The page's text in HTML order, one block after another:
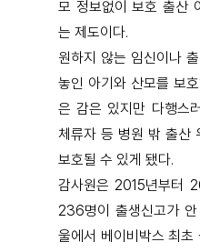
모 정보없이 보호 출산
는 제도이다.
원하지 않는 임신이나
놓인 아기와 산모를 보
은 감은 있지만 다행스
체류자 등 병원 밖 출산
보호될 수 있게 됐다.
감사원은 2015년부터
236명이 출생신고가
울에서 베이비박스 최